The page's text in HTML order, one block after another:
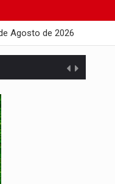
Agosto de 2026